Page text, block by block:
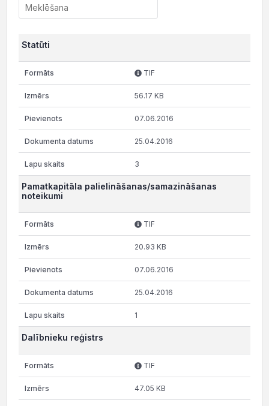
Statūti
TIF
56.17 KB
07.06.2016
25.04.2016
3
Pamatkapitāla palielināšanas/samazināšanas
noteikumi
TIF
20.93 KB
07.06.2016
25.04.2016
1
Dalībnieku reģistrs
TIF
47.05 KB